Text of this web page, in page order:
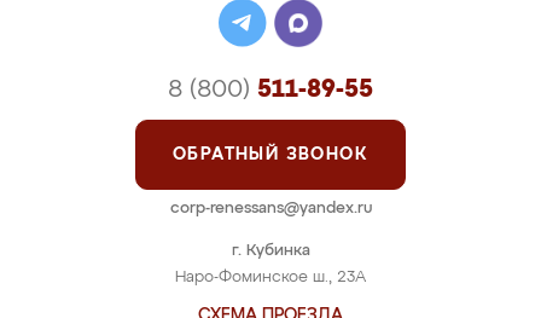
г. Кубинка
Наро-Фоминское ш., 23А
8 (800) 511-89-55
ОБРАТНЫЙ ЗВОНОК
corp-renessans@yandex.ru